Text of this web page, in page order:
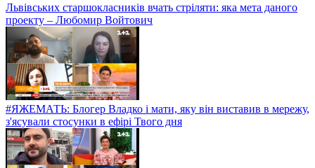
Львівських старшокласників вчать стріляти: яка мета даного
проекту – Любомир Войтович
#ЯЖЕМАТЬ: Блогер Владко і мати, яку він виставив в мережу,
з'ясували стосунки в ефірі Твого дня